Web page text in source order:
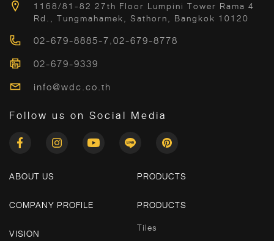
1168/81-82 27th Floor Lumpini Tower Rama 4
Rd., Tungmahamek, Sathorn, Bangkok 10120
02-679-8885-7,02-679-8778
02-679-9339
info@wdc.co.th
Follow us on Social Media
ABOUT US
COMPANY PROFILE
VISION
PRODUCTS
PRODUCTS
Tiles